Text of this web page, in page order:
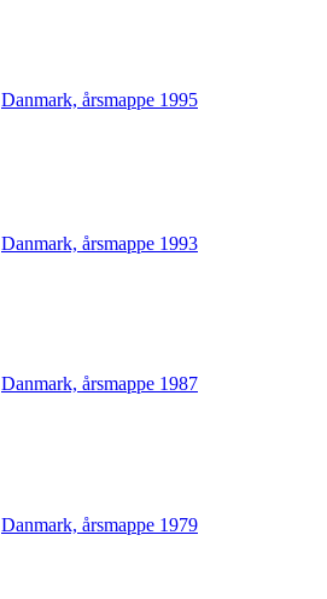
Danmark, årsmappe 1995
Danmark, årsmappe 1993
Danmark, årsmappe 1987
Danmark, årsmappe 1979